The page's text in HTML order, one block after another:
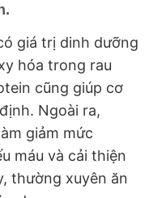
giá trị dinh dưỡng
hóa trong rau
cũng giúp cơ
Ngoài ra,
giảm mức
máu và cải thiện
thường xuyên ăn